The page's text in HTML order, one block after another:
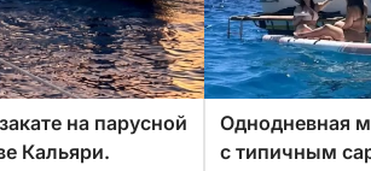
на парусной
Кальяри.
Однодневная
с типичным